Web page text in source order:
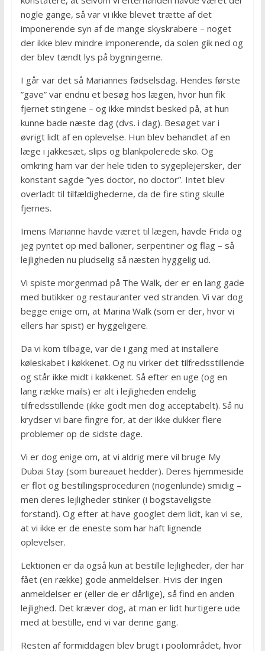
nogle gange, så var vi ikke blevet trætte af det
imponerende syn af de mange skyskrabere – noget
der ikke blev mindre imponerende, da solen gik ned og
der blev tændt lys på bygningerne.
I går var det så Mariannes fødselsdag. Hendes første
”gave” var endnu et besøg hos lægen, hvor hun fik
fjernet stingene – og ikke mindst besked på, at hun
kunne bade næste dag (dvs. i dag). Besøget var i
øvrigt lidt af en oplevelse. Hun blev behandlet af en
læge i jakkesæt, slips og blankpolerede sko. Og
omkring ham var der hele tiden to sygeplejersker, der
konstant sagde ”yes doctor, no doctor”. Intet blev
overladt til tilfældighederne, da de fire sting skulle
fjernes.
Imens Marianne havde været til lægen, havde Frida og
jeg pyntet op med balloner, serpentiner og flag – så
lejligheden nu pludselig så næsten hyggelig ud.
Vi spiste morgenmad på The Walk, der er en lang gade
med butikker og restauranter ved stranden. Vi var dog
begge enige om, at Marina Walk (som er der, hvor vi
ellers har spist) er hyggeligere.
Da vi kom tilbage, var de i gang med at installere
køleskabet i køkkenet. Og nu virker det tilfredsstillende
og står ikke midt i køkkenet. Så efter en uge (og en
lang række mails) er alt i lejligheden endelig
tilfredsstillende (ikke godt men dog acceptabelt). Så nu
krydser vi bare fingre for, at der ikke dukker flere
problemer op de sidste dage.
Vi er dog enige om, at vi aldrig mere vil bruge My
Dubai Stay (som bureauet hedder). Deres hjemmeside
er flot og bestillingsproceduren (nogenlunde) smidig –
men deres lejligheder stinker (i bogstaveligste
forstand). Og efter at have googlet dem lidt, kan vi se,
at vi ikke er de eneste som har haft lignende
oplevelser.
Lektionen er da også kun at bestille lejligheder, der har
fået (en række) gode anmeldelser. Hvis der ingen
anmeldelser er (eller de er dårlige), så find en anden
lejlighed. Det kræver dog, at man er lidt hurtigere ude
med at bestille, end vi var denne gang.
Resten af formiddagen blev brugt i poolområdet, hvor